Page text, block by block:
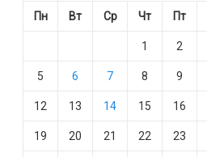
Пн Вт Ср Чт Пт
1 2
5 6 7 8 9
12 13 14 15 16
19 20 21 22 23